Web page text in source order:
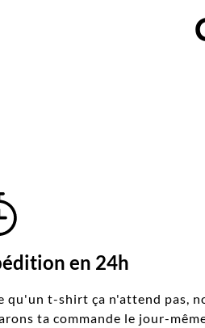
en 24h
qu'un t-shirt ça n'attend pas,
ta commande le jour-